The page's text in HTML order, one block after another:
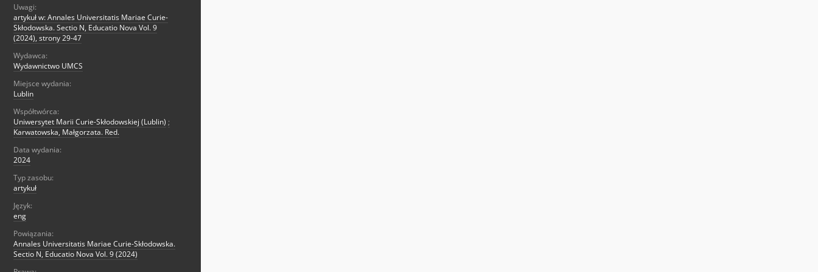
Uwagi:
artykuł w: Annales Universitatis Mariae Curie-
Skłodowska. Sectio N, Educatio Nova Vol. 9
(2024), strony 29-47
Wydawca:
Wydawnictwo UMCS
Miejsce wydania:
Lublin
Współtwórca:
Uniwersytet Marii Curie-Skłodowskiej (Lublin) ;
Karwatowska, Małgorzata. Red.
Data wydania:
2024
Typ zasobu:
artykuł
Język:
eng
Powiązania:
Annales Universitatis Mariae Curie-Skłodowska.
Sectio N, Educatio Nova Vol. 9 (2024)